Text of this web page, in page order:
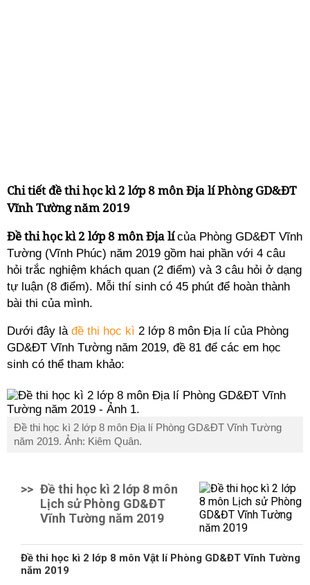
Chi tiết đề thi học kì 2 lớp 8 môn Địa lí Phòng GD&ĐT
Vĩnh Tường năm 2019
Đề thi học kì 2 lớp 8 môn Địa lícủa Phòng GD&ĐT Vĩnh
Tường (Vĩnh Phúc) năm 2019 gồm hai phần với 4 câu
hỏi trắc nghiệm khách quan (2 điểm) và 3 câu hỏi ở dạng
tự luận (8 điểm). Mỗi thí sinh có 45 phút để hoàn thành
bài thi của mình.
Dưới đây là đề thi học kì 2 lớp 8 môn Địa lí của Phòng
GD&ĐT Vĩnh Tường năm 2019, đề 81 để các em học
sinh có thể tham khảo:
Đề thi học kì 2 lớp 8 môn Địa lí Phòng GD&ĐT Vĩnh Tường
năm 2019. Ảnh: Kiêm Quân.
>> Đề thi học kì 2 lớp 8 môn
Lịch sử Phòng GD&ĐT
Vĩnh Tường năm 2019
Đề thi học kì 2 lớp 8 môn Vật lí Phòng GD&ĐT Vĩnh Tường
năm 2019